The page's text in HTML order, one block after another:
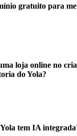
gratuito para
loja online no
do Yola?
tem IA